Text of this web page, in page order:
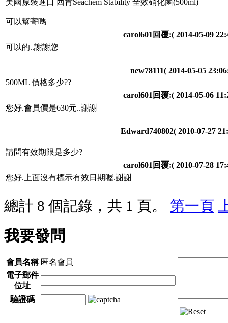
美國原裝進口 西肯Seachem Stability 全效硝化菌(500ml)
可以幫寄嗎
carol601回覆:( 2014-05-09
可以的..謝謝您
new78111( 2014-05-05
500ML 價格多少??
carol601回覆:( 2014-05-06
您好.會員價是630元..謝謝
Edward740802( 2010-07-27
請問有效期限是多少?
carol601回覆:( 2010-07-28
您好.上面沒有標示有效日期喔.謝謝
總計 8 個記錄，共 1 頁。 第一頁
我要發問
會員名稱 匿名會員
電子郵件
位址
驗證碼